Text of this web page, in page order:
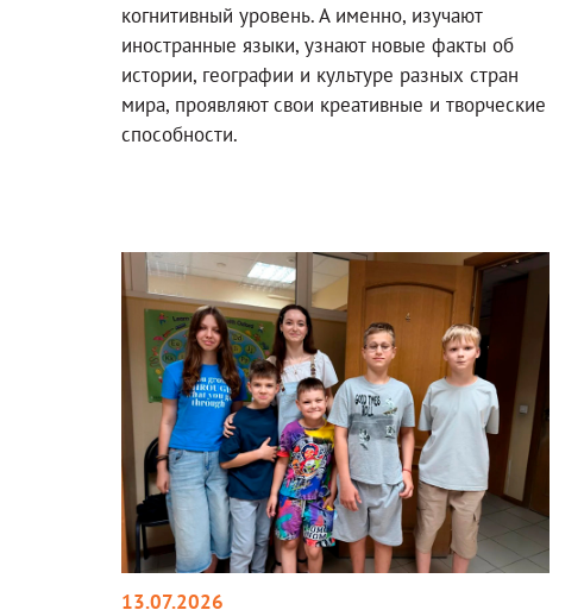
когнитивный уровень. А именно, изучают
иностранные языки, узнают новые факты об
истории, географии и культуре разных стран
мира, проявляют свои креативные и творческие
способности.
13.07.2026